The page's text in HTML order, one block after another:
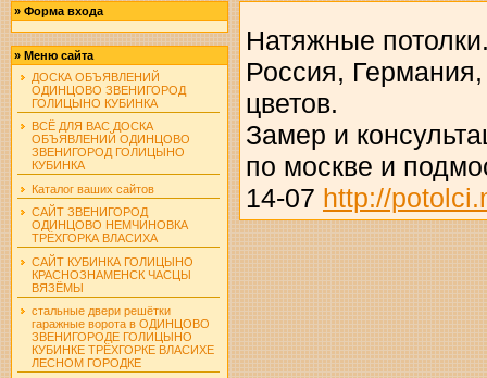
» Форма входа
» Меню сайта
ДОСКА ОБЪЯВЛЕНИЙ
ОДИНЦОВО ЗВЕНИГОРОД
ГОЛИЦЫНО КУБИНКА
ВСЁ ДЛЯ ВАС ДОСКА
ОБЪЯВЛЕНИЙ ОДИНЦОВО
ЗВЕНИГОРОД ГОЛИЦЫНО
КУБИНКА
Каталог ваших сайтов
САЙТ ЗВЕНИГОРОД
ОДИНЦОВО НЕМЧИНОВКА
ТРЁХГОРКА ВЛАСИХА
САЙТ КУБИНКА ГОЛИЦЫНО
КРАСНОЗНАМЕНСК ЧАСЦЫ
ВЯЗЁМЫ
стальные двери решётки
гаражные ворота в ОДИНЦОВО
ЗВЕНИГОРОДЕ ГОЛИЦЫНО
КУБИНКЕ ТРЁХГОРКЕ ВЛАСИХЕ
ЛЕСНОМ ГОРОДКЕ
Натяжные
Россия,
цветов.
Замер и
по москве и
14-07 http://